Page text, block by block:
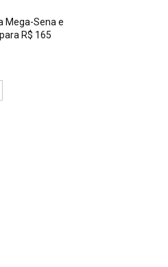
Mega-Sena e
R$ 165